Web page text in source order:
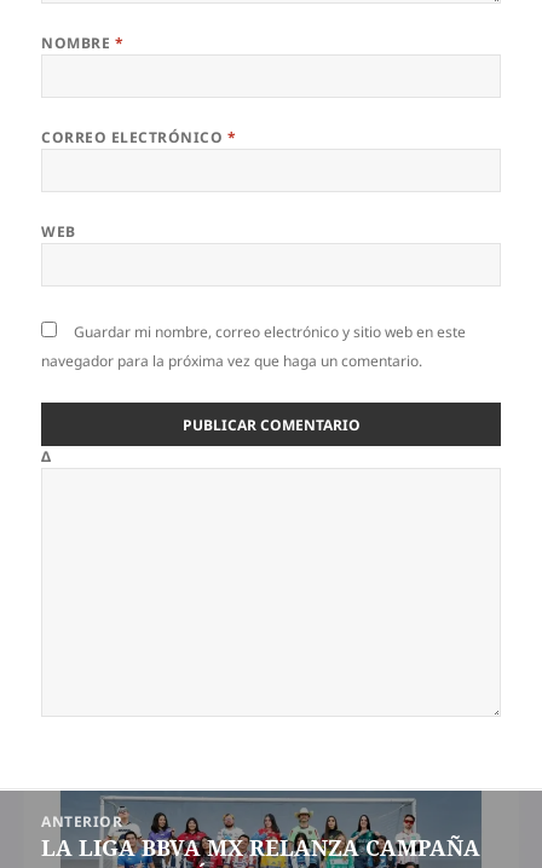
NOMBRE *
CORREO ELECTRÓNICO *
WEB
Guardar mi nombre, correo electrónico y sitio web en este
navegador para la próxima vez que haga un comentario.
Δ
Navegación
entradas
ANTERIOR
Entrada
LA LIGA BBVA MX RELANZA CAMPAÑA